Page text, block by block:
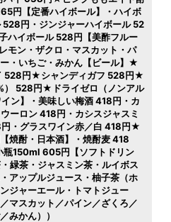
円【定番ハイボール】・ハイボ
円・ジンジャーハイボール 52
ハイボール 528円【美酢フルー
モン・ザクロ・マスカット・パ
・いちご・みかん【ビール】★
528円★シャンディガフ 528円★
） 528円★ドライゼロ（ノンアル
ン】・美味しい梅酒 418円・カ
ーロン 418円・カシスジャスミ
・グラスワイン赤／白 418円★
焼酎・日本酒】・焼酎麦 418
150ml 605円【ソフトドリン
緑茶・ジャスミン茶・ルイボス
アップルジュース・柚子茶（ホ
ジャーエール・トマトジュー
マスカット／パイン／ざくろ／
みかん））